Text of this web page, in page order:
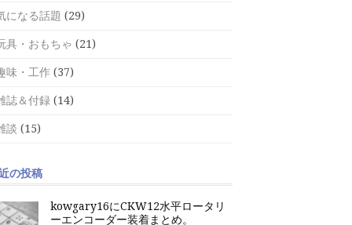
になる話題 (29)
具・おもちゃ (21)
味・工作 (37)
誌＆付録 (14)
談 (15)
の投稿
kowgary16にCKW12水平ロータリ
ーエンコーダー装着まとめ。